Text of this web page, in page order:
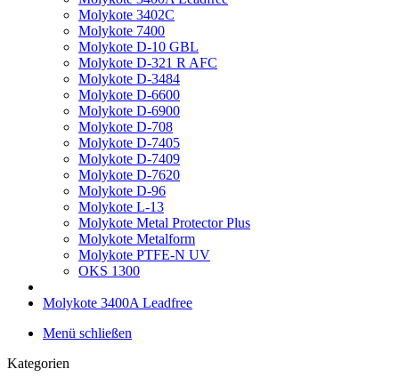
Molykote 3402C
Molykote 7400
Molykote D-10 GBL
Molykote D-321 R AFC
Molykote D-3484
Molykote D-6600
Molykote D-6900
Molykote D-708
Molykote D-7405
Molykote D-7409
Molykote D-7620
Molykote D-96
Molykote L-13
Molykote Metal Protector Plus
Molykote Metalform
Molykote PTFE-N UV
OKS 1300
Molykote 3400A Leadfree
Menü schließen
Kategorien